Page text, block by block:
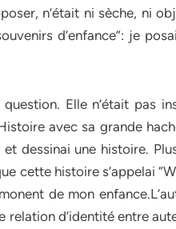
n’était ni sèche, ni
d’enfance”: je
Elle n’était pas
avec sa grande
dessinai une histoire.
cette histoire s’appelai
de mon
relation d’identité entre